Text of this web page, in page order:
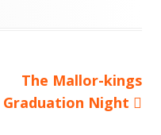
Nächster
Beitrag
The Mallor-kings
Graduation Night